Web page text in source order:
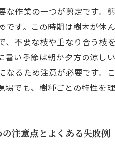
な作業の一つが剪定です。
です。この時期は樹木が休
、不要な枝や重なり合う枝
暑い季節は朝か夕方の涼し
なるため注意が必要です。
場でも、樹種ごとの特性を
注意点とよくある失敗例